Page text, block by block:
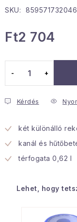
Karácsonyi
Januári akció
Hogyan kell
Érintkezés
Rólunk
SKU:
Ft2 704
Kérdés
két különálló
kanál és
térfogata 0,62 l
Lehet, hogy